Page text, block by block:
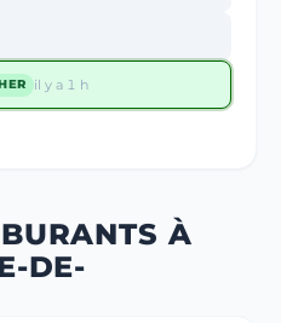
il y a 1 h
À
DE-